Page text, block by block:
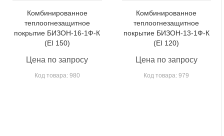
Комбинированное
теплоогнезащитное
покрытие БИЗОН-16-1Ф-К
(EI 150)
Цена по запросу
Код товара: 980
Комбинированное
теплоогнезащитное
покрытие БИЗОН-13-1Ф-К
(EI 120)
Цена по запросу
Код товара: 979